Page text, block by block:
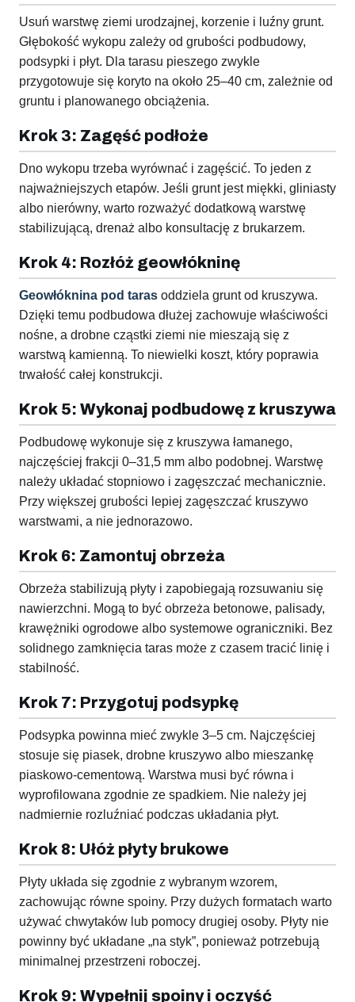
Usuń warstwę ziemi urodzajnej, korzenie i luźny grunt.
Głębokość wykopu zależy od grubości podbudowy,
podsypki i płyt. Dla tarasu pieszego zwykle
przygotowuje się koryto na około 25–40 cm, zależnie od
gruntu i planowanego obciążenia.
Krok 3: Zagęść podłoże
Dno wykopu trzeba wyrównać i zagęścić. To jeden z
najważniejszych etapów. Jeśli grunt jest miękki, gliniasty
albo nierówny, warto rozważyć dodatkową warstwę
stabilizującą, drenaż albo konsultację z brukarzem.
Krok 4: Rozłóż geowłókninę
Geowłóknina pod taras oddziela grunt od kruszywa.
Dzięki temu podbudowa dłużej zachowuje właściwości
nośne, a drobne cząstki ziemi nie mieszają się z
warstwą kamienną. To niewielki koszt, który poprawia
trwałość całej konstrukcji.
Krok 5: Wykonaj podbudowę z kruszywa
Podbudowę wykonuje się z kruszywa łamanego,
najczęściej frakcji 0–31,5 mm albo podobnej. Warstwę
należy układać stopniowo i zagęszczać mechanicznie.
Przy większej grubości lepiej zagęszczać kruszywo
warstwami, a nie jednorazowo.
Krok 6: Zamontuj obrzeża
Obrzeża stabilizują płyty i zapobiegają rozsuwaniu się
nawierzchni. Mogą to być obrzeża betonowe, palisady,
krawężniki ogrodowe albo systemowe ograniczniki. Bez
solidnego zamknięcia taras może z czasem tracić linię i
stabilność.
Krok 7: Przygotuj podsypkę
Podsypka powinna mieć zwykle 3–5 cm. Najczęściej
stosuje się piasek, drobne kruszywo albo mieszankę
piaskowo-cementową. Warstwa musi być równa i
wyprofilowana zgodnie ze spadkiem. Nie należy jej
nadmiernie rozluźniać podczas układania płyt.
Krok 8: Ułóż płyty brukowe
Płyty układa się zgodnie z wybranym wzorem,
zachowując równe spoiny. Przy dużych formatach warto
używać chwytaków lub pomocy drugiej osoby. Płyty nie
powinny być układane „na styk”, ponieważ potrzebują
minimalnej przestrzeni roboczej.
Krok 9: Wypełnij spoiny i oczyść